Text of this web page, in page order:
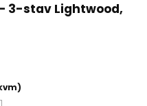
3-stav Lightwood,